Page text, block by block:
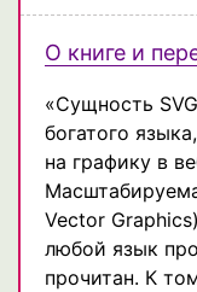
О книге и
«Сущность
богатого
на графику в
Vector
любой язык
прочитан. К